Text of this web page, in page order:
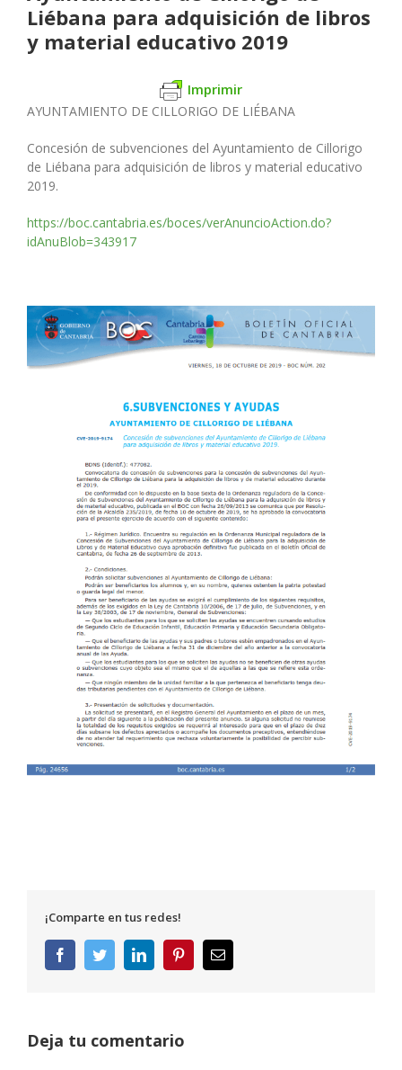
Liébana para adquisición de libros
y material educativo 2019
Imprimir
AYUNTAMIENTO DE CILLORIGO DE LIÉBANA
Concesión de subvenciones del Ayuntamiento de Cillorigo
de Liébana para adquisición de libros y material educativo
2019.
https://boc.cantabria.es/boces/verAnuncioAction.do?
idAnuBlob=343917
¡Comparte en tus redes!
FacebookTwitterLinkedInPinterestCorreo
electrónico
Deja tu comentario